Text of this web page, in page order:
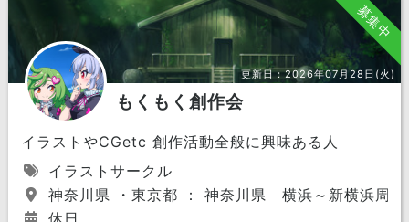
募集中
更新日：2026年07月28日(火)
もくもく創作会
イラストやCGetc 創作活動全般に興味ある人
イラストサークル
神奈川県 ・東京都 ： 神奈川県 横浜～新横浜周辺
休日